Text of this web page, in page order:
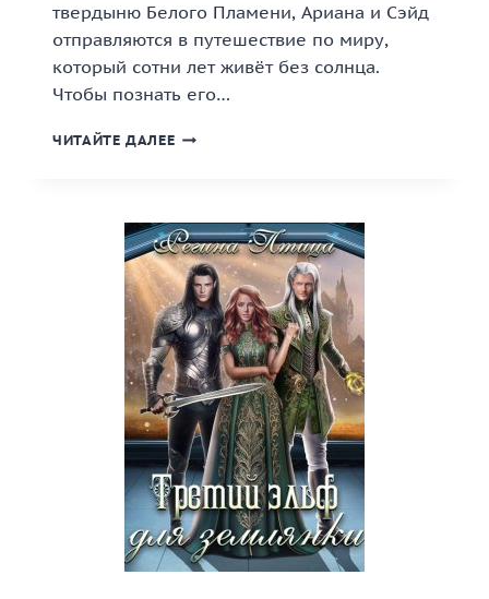
твердыню Белого Пламени, Ариана и Сэйд
отправляются в путешествие по миру,
который сотни лет живёт без солнца.
Чтобы познать его…
ЧИТАЙТЕ ДАЛЕЕ «САГА
—
2.
ПУТЬ
СКВОЗЬ
ТЬМУ»
КНИГА